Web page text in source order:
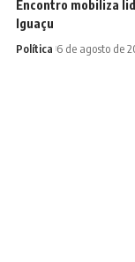
Encontro mobiliza
Iguaçu
Política 6 de agosto de